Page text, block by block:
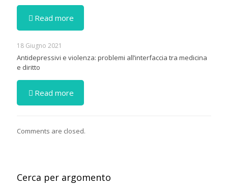
Read more
18 Giugno 2021
Antidepressivi e violenza: problemi all’interfaccia tra medicina
e diritto
Read more
Comments are closed.
Cerca per argomento